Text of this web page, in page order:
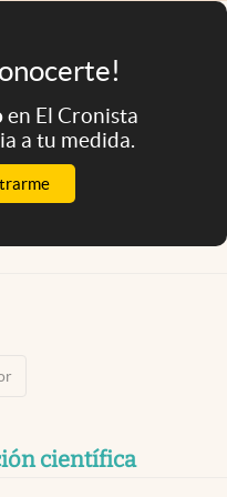
en El Cronista
a tu medida.
científica